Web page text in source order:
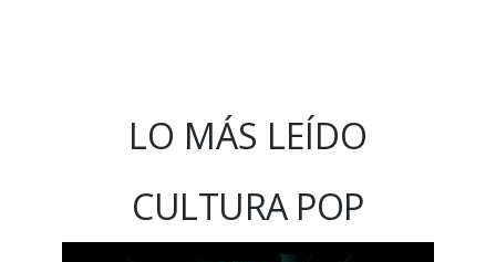
LO MÁS LEÍDO
CULTURA POP